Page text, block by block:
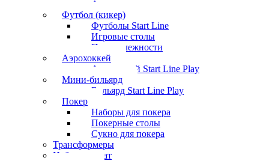
Аксессуары
Футбол (кикер)
Футболы Start Line
Игровые столы
Принадлежности
Аэрохоккей
Аэрохоккей Start Line Play
Мини-бильярд
Бильярд Start Line Play
Покер
Наборы для покера
Покерные столы
Сукно для покера
Трансформеры
Набор шахмат